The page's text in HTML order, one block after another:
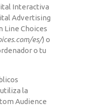
Interactiva
Advertising
Line Choices
es/) o
o tu
la
Audience